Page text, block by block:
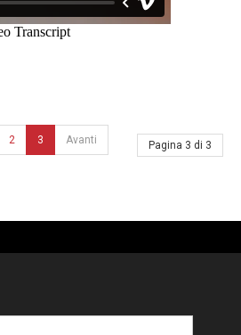
Pagina 3 di 3
2 3 Avanti